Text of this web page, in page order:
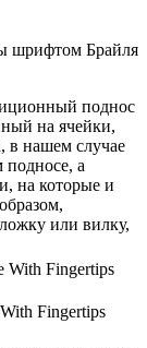
шрифтом Брайля
поднос
на ячейки,
в нашем случае
подносе, а
на которые и
или вилку,
Fingertips